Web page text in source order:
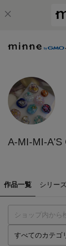
A-MI-MI-A'S
作品一覧 シリー